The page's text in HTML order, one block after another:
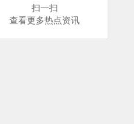
扫一扫
查看更多热点资讯